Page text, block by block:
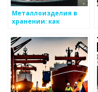
Металлоизделия в
хранении: как